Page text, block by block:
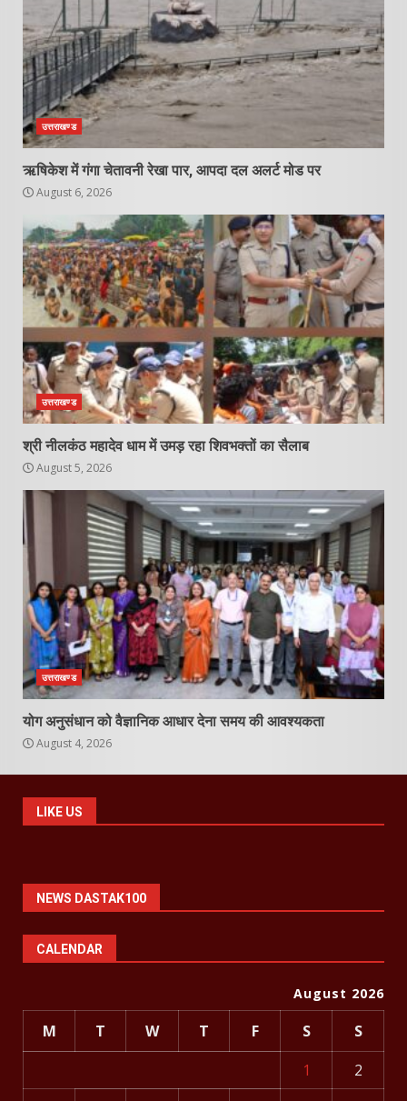
उत्तराखण्ड
ऋषिकेश में गंगा चेतावनी रेखा पार, आपदा दल अलर्ट मोड पर
August 6, 2026
उत्तराखण्ड
श्री नीलकंठ महादेव धाम में उमड़ रहा शिवभक्तों का सैलाब
August 5, 2026
उत्तराखण्ड
योग अनुसंधान को वैज्ञानिक आधार देना समय की आवश्यकता
August 4, 2026
LIKE US
NEWS DASTAK100
CALENDAR
August 2026
M T W T F S
S
1
2